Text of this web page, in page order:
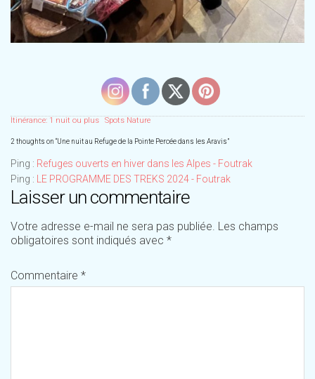
Itinérance: 1 nuit ou plus Spots Nature
2 thoughts on “Une nuit au Refuge de la Pointe Percée dans les Aravis”
Ping : Refuges ouverts en hiver dans les Alpes - Foutrak
Ping :
LE PROGRAMME DES TREKS 2024 - Foutrak
Laisser un commentaire
Votre adresse e-mail ne sera pas publiée. Les champs
obligatoires sont indiqués avec *
Commentaire *